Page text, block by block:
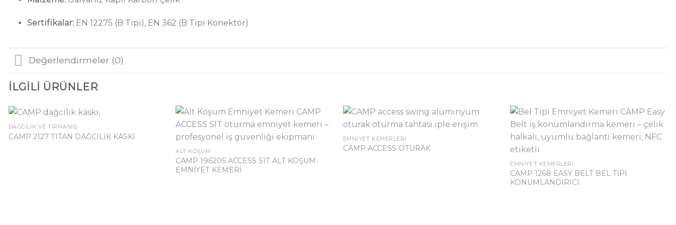
Sertifikalar:EN 12275 (B Tipi), EN 362 (B Tipi Konektör)
Değerlendirmeler (0)
İLGILI ÜRÜNLER
DAĞCILIK VE TIRMANIŞ
CAMP 2127 TITAN DAĞCILIK KASKI
ALT KOŞUM
CAMP 196205 ACCESS SIT ALT KOŞUM
EMNİYET KEMERİ
EMNIYET KEMERLERI
CAMP ACCESS OTURAK
EMNIYET KEMERLERI
CAMP 1268 EASY BELT BEL TİPİ
KONUMLANDIRICI